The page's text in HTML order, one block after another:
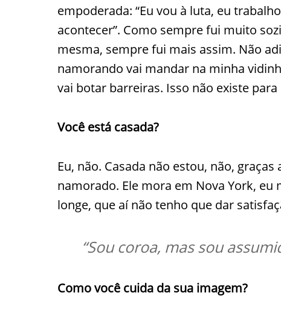
empoderada: “Eu vou à luta, eu
acontecer”. Como sempre fui muito
mesma, sempre fui mais assim. Não
namorando vai mandar na minha
vai botar barreiras. Isso não existe
Você está casada?
Eu, não. Casada não estou, não,
namorado. Ele mora em Nova York,
longe, que aí não tenho que dar
“Sou coroa, mas sou
Como você cuida da sua imagem?